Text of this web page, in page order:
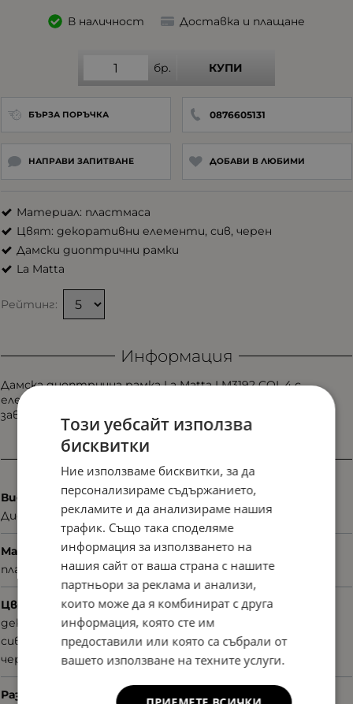
В наличност Доставка и плащане
бр. КУПИ
БЪРЗА ПОРЪЧКА 0876605131
НАПРАВИ ЗАПИТВАНЕ ДОБАВИ В ЛЮБИМИ
Материал: пластмаса
Цвят: декоративни елементи, сив, черен
Дамски диоптрични рамки
La Matta
Рейтинг:
Информация
Дамска диоптрична рамка La Matta LM3192 COL.4 с
елегантна форма и фин дизайнерски детайл. Придава
завършеност и леко бижутериен ефект.
Вид
Диоптрични
Материал
пластмаса
Цвят
декоративни елементи
сив
черен
Размер
Този уебсайт използва
бисквитки
Ние използваме бисквитки, за да
персонализираме съдържанието,
рекламите и да анализираме нашия
трафик. Също така споделяме
информация за използването на
нашия сайт от ваша страна с нашите
партньори за реклама и анализи,
които може да я комбинират с друга
информация, която сте им
предоставили или която са събрали от
вашето използване на техните услуги.